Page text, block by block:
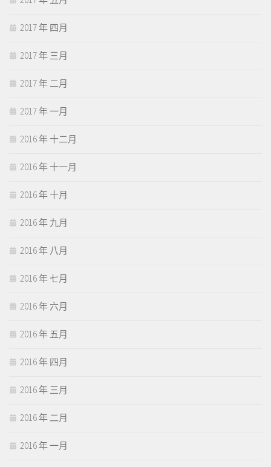
2017 年 四月
2017 年 三月
2017 年 二月
2017 年 一月
2016 年 十二月
2016 年 十一月
2016 年 十月
2016 年 九月
2016 年 八月
2016 年 七月
2016 年 六月
2016 年 五月
2016 年 四月
2016 年 三月
2016 年 二月
2016 年 一月